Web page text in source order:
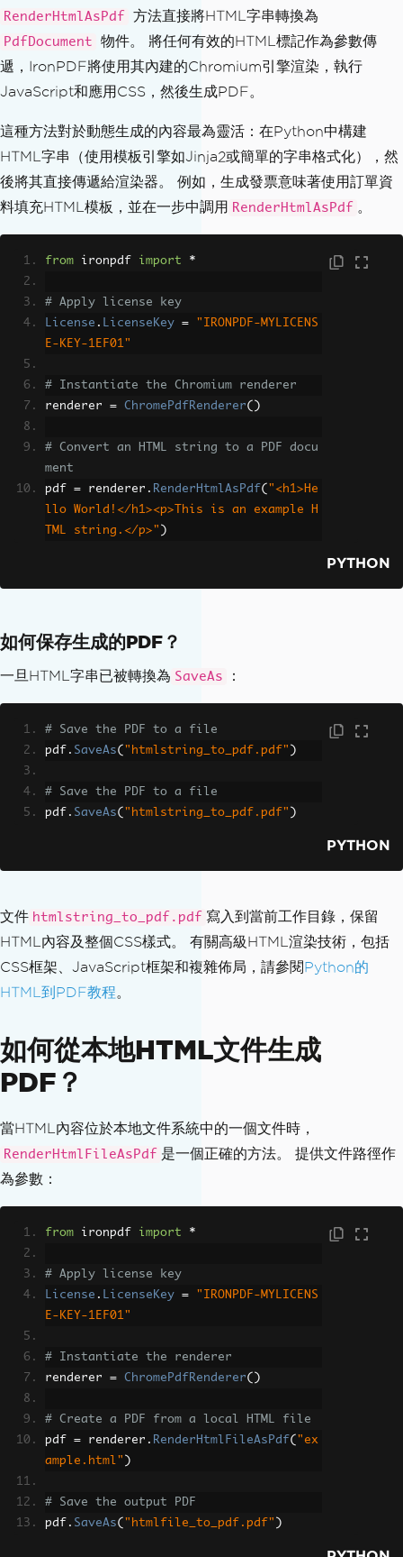
RenderHtmlAsPdf 方法直接將HTML字串轉換為
PdfDocument
物件。 將任何有效的HTML標記作為參數傳
遞，IronPDF將使用其內建的Chromium引擎渲染，執行
JavaScript和應用CSS，然後生成PDF。
這種方法對於動態生成的內容最為靈活：在Python中構建
HTML字串（使用模板引擎如Jinja2或簡單的字串格式化），然
後將其直接傳遞給渲染器。 例如，生成發票意味著使用訂單資
料填充HTML模板，並在一步中調用 RenderHtmlAsPdf 。
from ironpdf import *
# Apply license key
License . LicenseKey =
"IRONPDF-MYLICENS
E-KEY-1EF01"
# Instantiate the Chromium renderer
renderer = ChromePdfRenderer()
# Convert an HTML string to a PDF docu
ment
pdf = renderer . RenderHtmlAsPdf( "<h1>He
llo World!</h1><p>This is an example H
TML string.</p>" )
PYTHON
如何保存生成的PDF？
一旦HTML字串已被轉換為 SaveAs ：
# Save the PDF to a file
pdf . SaveAs( "htmlstring_to_pdf.pdf" )
# Save the PDF to a file
pdf . SaveAs( "htmlstring_to_pdf.pdf" )
PYTHON
文件 htmlstring_to_pdf.pdf 寫入到當前工作目錄，保留
HTML內容及整個CSS樣式。 有關高級HTML渲染技術，包括
CSS框架、JavaScript框架和複雜佈局，請參閱Python的
HTML到PDF教程。
如何從本地HTML文件生成
PDF？
當HTML內容位於本地文件系統中的一個文件時，
RenderHtmlFileAsPdf 是一個正確的方法。 提供文件路徑作
為參數：
from ironpdf import *
# Apply license key
License . LicenseKey =
"IRONPDF-MYLICENS
E-KEY-1EF01"
# Instantiate the renderer
renderer = ChromePdfRenderer()
# Create a PDF from a local HTML file
pdf = renderer . RenderHtmlFileAsPdf( "ex
ample.html" )
# Save the output PDF
pdf . SaveAs( "htmlfile_to_pdf.pdf" )